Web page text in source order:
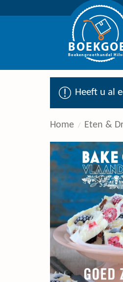
Boekengroothandel
Heeft u al
Home Eten &